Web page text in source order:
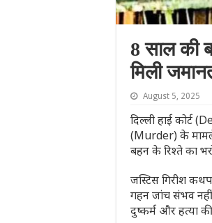
8 साल की
मिली
August 5, 2025
दिल्ली हाई कोर्ट
(Murder) के मामले
बहन के रिश्ते का
जस्टिस गिरीश
गहन जांच संभव
दुष्कर्म और हत्या